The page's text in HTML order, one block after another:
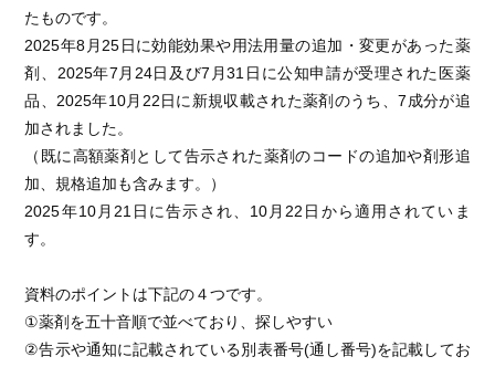
たものです。
2025年8月25日に効能効果や用法用量の追加・変更があった薬
剤、2025年7月24日及び7月31日に公知申請が受理された医薬
品、2025年10月22日に新規収載された薬剤のうち、7成分が追
加されました。
（既に高額薬剤として告示された薬剤のコードの追加や剤形追
加、規格追加も含みます。）
2025年10月21日に告示され、10月22日から適用されていま
す。
資料のポイントは下記の４つです。
①薬剤を五十音順で並べており、探しやすい
②告示や通知に記載されている別表番号(通し番号)を記載してお